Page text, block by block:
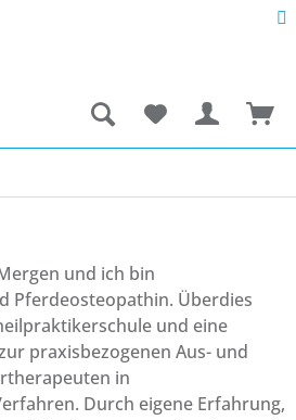
und ich bin
Pferdeosteopathin. Überdies
und eine
praxisbezogenen Aus- und
in
Durch eigene Erfahrung,